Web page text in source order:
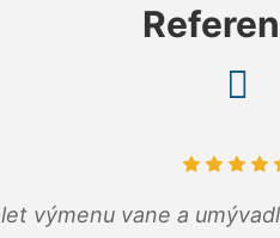
výmenu vane a